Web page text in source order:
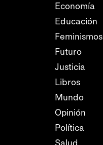
Economía
Educación
Feminismos
Futuro
Justicia
Libros
Mundo
Opinión
Política